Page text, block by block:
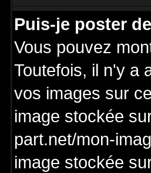
Puis-je poster
Vous pouvez
Toutefois, il n'y a
vos images sur
image stockée
part.net/mon-
image stockée